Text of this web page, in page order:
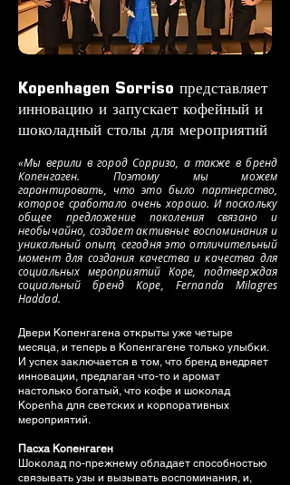
Kopenhagen Sorriso представляет
инновацию и запускает кофейный и
шоколадный столы для мероприятий
«Мы верили в город Сорризо, а также в бренд
Копенгаген. Поэтому мы можем
гарантировать, что это было партнерство,
которое сработало очень хорошо. И поскольку
общее предложение поколения связано и
необычайно, создает активные воспоминания и
уникальный опыт, сегодня это отличительный
момент для создания качества и качества для
социальных мероприятий Kope, подтверждая
социальный бренд Kope, Fernanda Milagres
Haddad.
Двери Копенгагена открыты уже четыре
месяца, и теперь в Копенгагене только улыбки.
И успех заключается в том, что бренд внедряет
инновации, предлагая что-то и аромат
настолько богатый, что кофе и шоколад
Kopenha для светских и корпоративных
мероприятий.
Пасха Копенгаген
Шоколад по-прежнему обладает способностью
связывать узы и вызывать воспоминания, и,